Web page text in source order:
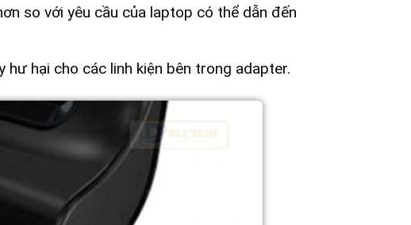
so với yêu cầu của laptop có thể dẫn đến
hại cho các linh kiện bên trong adapter.